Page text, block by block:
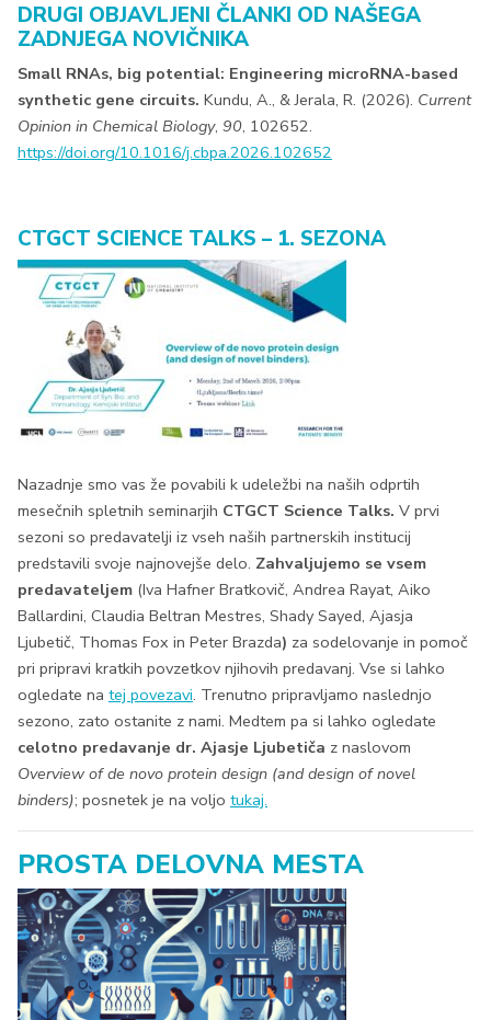
DRUGI OBJAVLJENI ČLANKI OD NAŠEGA
ZADNJEGA NOVIČNIKA
Small RNAs, big potential: Engineering microRNA-based
synthetic gene circuits. Kundu, A., & Jerala, R. (2026). Current
Opinion in Chemical Biology, 90, 102652.
https://doi.org/10.1016/j.cbpa.2026.102652
CTGCT SCIENCE TALKS – 1. SEZONA
Nazadnje smo vas že povabili k udeležbi na naših odprtih
mesečnih spletnih seminarjih CTGCT Science Talks. V prvi
sezoni so predavatelji iz vseh naših partnerskih institucij
predstavili svoje najnovejše delo. Zahvaljujemo se vsem
predavateljem (Iva Hafner Bratkovič, Andrea Rayat, Aiko
Ballardini, Claudia Beltran Mestres, Shady Sayed, Ajasja
Ljubetič, Thomas Fox in Peter Brazda) za sodelovanje in pomoč
pri pripravi kratkih povzetkov njihovih predavanj. Vse si lahko
ogledate na tej povezavi. Trenutno pripravljamo naslednjo
sezono, zato ostanite z nami. Medtem pa si lahko ogledate
celotno predavanje dr. Ajasje Ljubetiča z naslovom
Overview of de novo protein design (and design of novel
binders); posnetek je na voljo tukaj.
PROSTA DELOVNA MESTA